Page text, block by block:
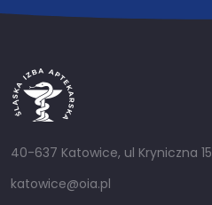
40-637 Katowice, ul Kryniczna 15
katowice@oia.pl